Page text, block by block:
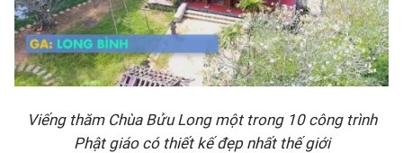
Viếng thăm Chùa Bửu Long một trong 10 công trình
Phật giáo có thiết kế đẹp nhất thế giới